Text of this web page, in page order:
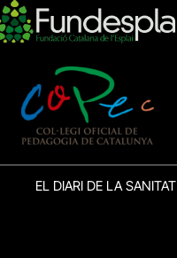
EL DIARI DE LA SANITAT